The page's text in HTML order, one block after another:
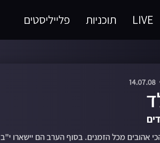
LIVE תוכניות פלייליסטים
14.07.08
אהובים מכל הזמנים. בסוף הערב הם יישארו י"ב